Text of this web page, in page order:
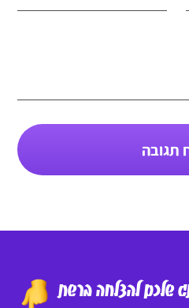
תגובה
שלכם להצלחה ברשת